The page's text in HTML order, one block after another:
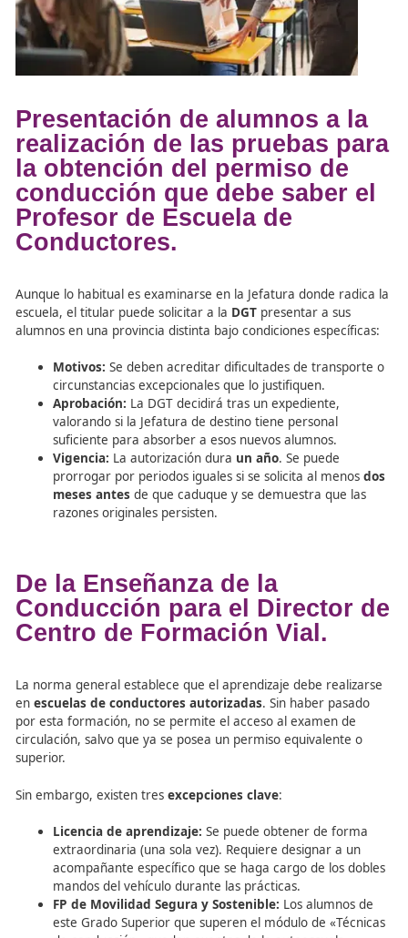
Presentación de alumnos a
realización de las pruebas
la obtención del permiso
conducción que debe
Profesor de Escuela de
Conductores.
escuela, el titular puede solicitar a la
alumnos en una provincia distinta bajo condiciones
Motivos:Se deben acreditar dificultades de
Aprobación: La DGT decidirá tras un expediente,
valorando si la Jefatura de destino tiene personal
suficiente para absorber a esos nuevos alumnos.
Vigencia:La autorización duraun año. Se puede
prorrogar por periodos iguales si se solicita al
razones originales persisten.
De la Enseñanza de la
Conducción para el